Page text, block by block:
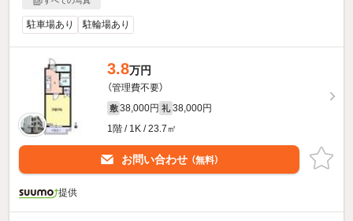
駐車場あり 駐輪場あり
3.8万円
（管理費不要）
敷 38,000円 礼 38,000円
1階 / 1K / 23.7㎡
お問い合わせ （無料）
提供